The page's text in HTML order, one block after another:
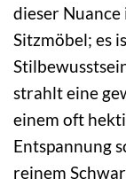
dieser
Sitzmöbel; es
strahlt eine
einem oft
Entspannung
reinem